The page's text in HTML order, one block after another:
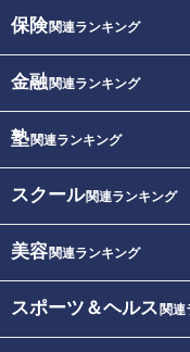
保険関連ランキング
金融関連ランキング
塾関連ランキング
スクール関連ランキング
美容関連ランキング
スポーツ＆ヘルス 関連